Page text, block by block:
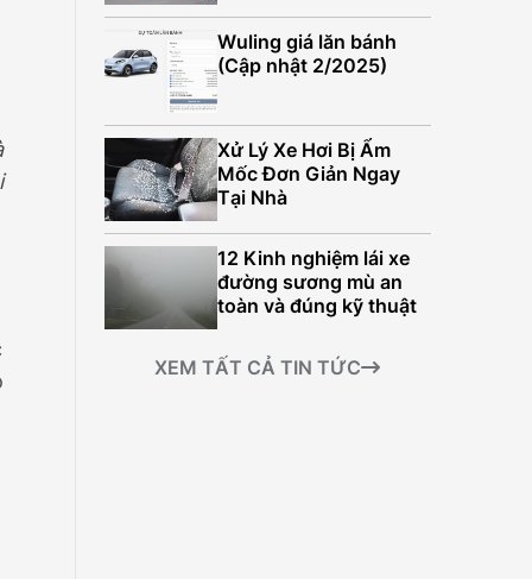
MAX (410KM)
499.000.000Đ
Wuling giá lăn bánh
(Cập nhật 2/2025)
Xử Lý Xe Hơi Bị Ẩm
Mốc Đơn Giản Ngay
Tại Nhà
12 Kinh nghiệm lái xe
đường sương mù an
toàn và đúng kỹ thuật
XEM TẤT CẢ TIN TỨC